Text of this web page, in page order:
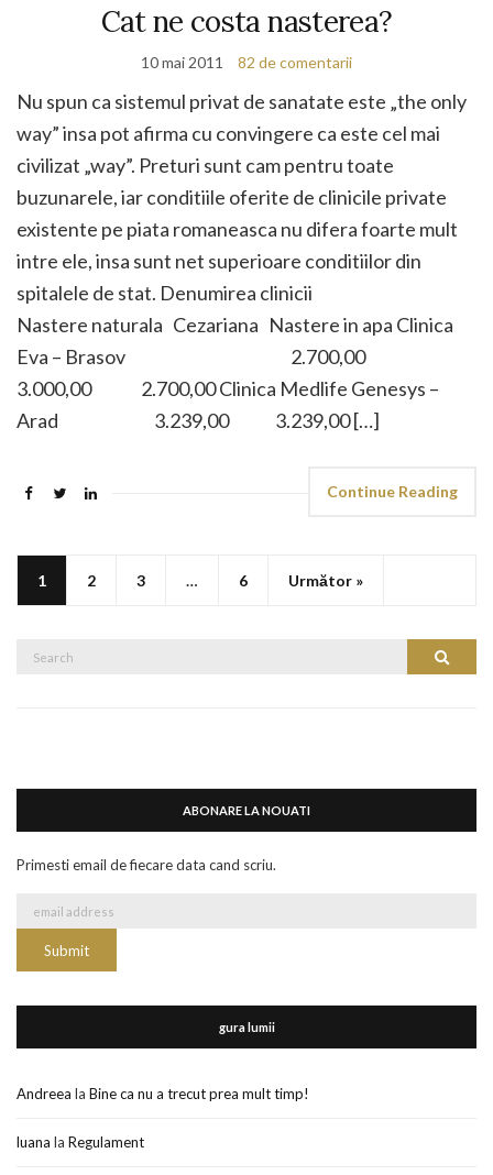
Cat ne costa nasterea?
10 mai 2011 82 de comentarii
Nu spun ca sistemul privat de sanatate este „the only
way” insa pot afirma cu convingere ca este cel mai
civilizat „way”. Preturi sunt cam pentru toate
buzunarele, iar conditiile oferite de clinicile private
existente pe piata romaneasca nu difera foarte mult
intre ele, insa sunt net superioare conditiilor din
spitalele de stat. Denumirea clinicii
Nastere naturala Cezariana Nastere in apa Clinica
Eva – Brasov 2.700,00
3.000,00 2.700,00 Clinica Medlife Genesys –
Arad 3.239,00 3.239,00 […]
Continue Reading
1 2 3 … 6 Următor »
Search
Search
ABONARE LA NOUATI
Primesti email de fiecare data cand scriu.
gura lumii
Andreea la Bine ca nu a trecut prea mult timp!
luana la Regulament